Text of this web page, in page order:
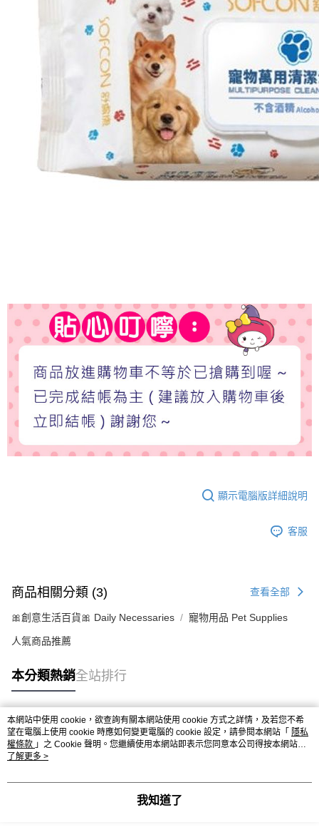
顯示電腦版詳細說明
客服
商品相關分類 (3) 查看全部
🎀創意生活百貨🎀 Daily Necessaries 寵物用品 Pet Supplies
人氣商品推薦
本分類熱銷全站排行
熱門標籤
本網站中使用 cookie，欲查詢有關本網站使用 cookie 方式之詳情，及若您不希
望在電腦上使用 cookie 時應如何變更電腦的 cookie 設定，請參閱本網站「 隱私
權條款 」之 Cookie 聲明。您繼續使用本網站即表示您同意本公司得按本網站使
用條款之 Cookie 聲明使用 cookie。
了解更多 >
我知道了